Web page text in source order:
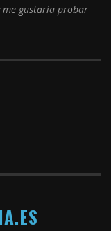
me gustaría probar